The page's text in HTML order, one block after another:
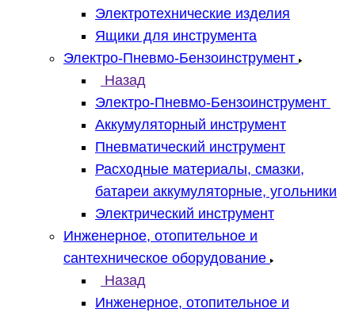
Электротехнические изделия
Ящики для инструмента
Электро-Пневмо-Бензоинструмент
Назад
Электро-Пневмо-Бензоинструмент
Аккумуляторный инструмент
Пневматический инструмент
Расходные материалы, смазки,
батареи аккумуляторные, угольники
Электрический инструмент
Инженерное, отопительное и
сантехническое оборудование
Назад
Инженерное, отопительное и